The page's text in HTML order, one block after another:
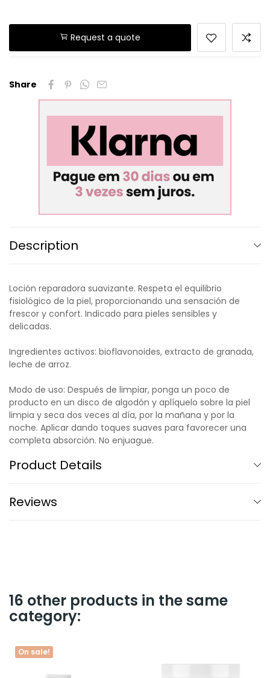
Request a quote
Share
Description
Loción reparadora suavizante. Respeta el equilibrio
fisiológico de la piel, proporcionando una sensación de
frescor y confort. Indicado para pieles sensibles y
delicadas.
Ingredientes activos: bioflavonoides, extracto de granada,
leche de arroz.
Modo de uso: Después de limpiar, ponga un poco de
producto en un disco de algodón y aplíquelo sobre la piel
limpia y seca dos veces al día, por la mañana y por la
noche. Aplicar dando toques suaves para favorecer una
completa absorción. No enjuague.
Product Details
Reviews
16 other products in the same
category:
On sale!